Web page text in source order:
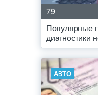
79
Популярные
диагностики
АВТО